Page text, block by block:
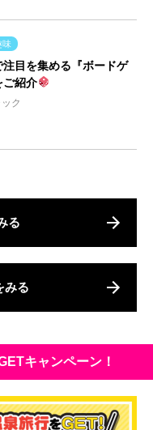
味
目を集める『ボードゲ
ご紹介
ク
る
みる
キャンペーン！